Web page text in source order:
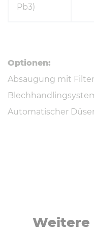
Pb3)
Optionen:
Absaugung mit
Automatischer
Weitere